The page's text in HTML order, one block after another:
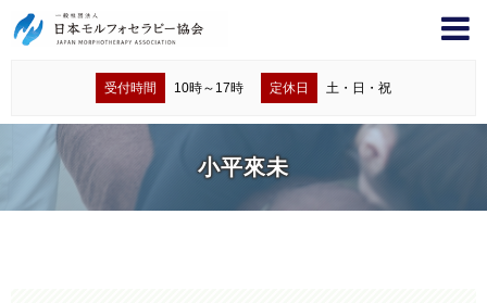
受付時間 10時～17時 定休日 土・日・祝
小平來未